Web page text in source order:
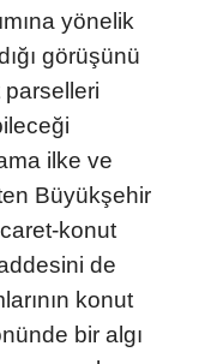
yönelik
görüşünü
parselleri
ilke ve
Büyükşehir
konut
de
konut
bir algı